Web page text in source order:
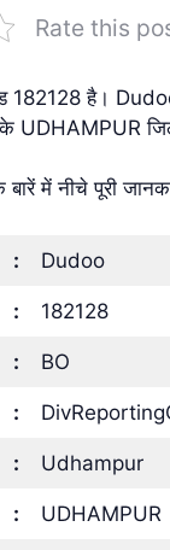
Rate this
182128 है।
UDHAMPUR
में नीचे पूरी
: Dudoo
: 182128
: BO
:
: Udhampur
: UDHAMPUR